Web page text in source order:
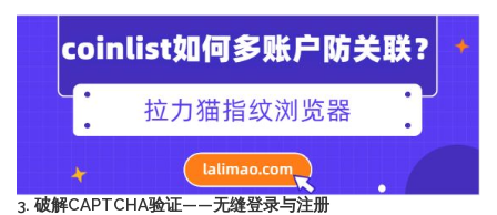
3. 破解CAPTCHA验证——无缝登录与注册